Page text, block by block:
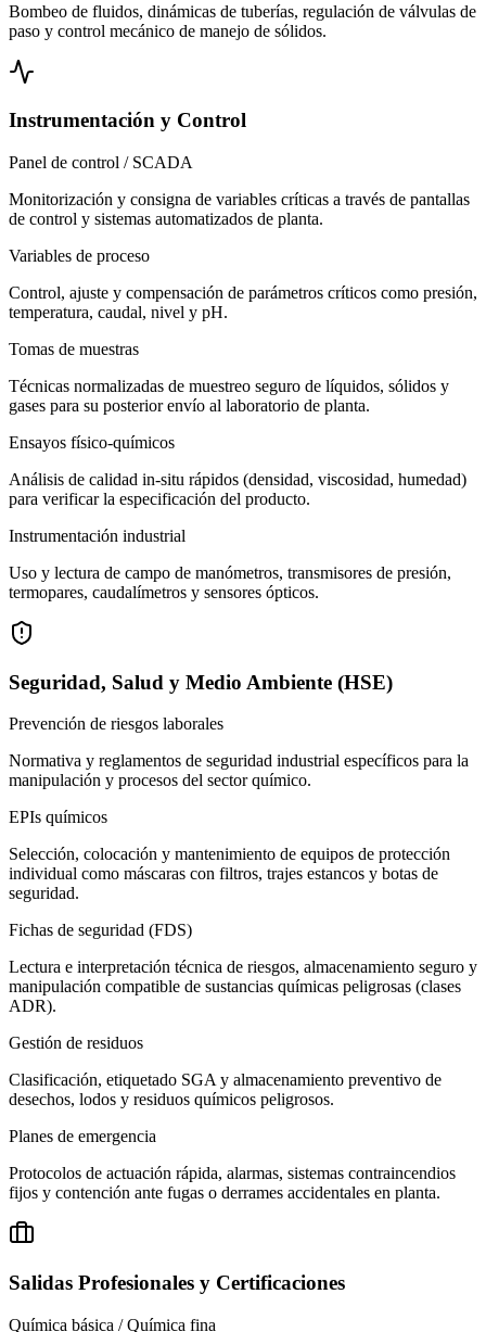
Bombeo de fluidos, dinámicas de tuberías, regulación de válvulas de
paso y control mecánico de manejo de sólidos.
Instrumentación y Control
Panel de control / SCADA
Monitorización y consigna de variables críticas a través de pantallas
de control y sistemas automatizados de planta.
Variables de proceso
Control, ajuste y compensación de parámetros críticos como presión,
temperatura, caudal, nivel y pH.
Tomas de muestras
Técnicas normalizadas de muestreo seguro de líquidos, sólidos y
gases para su posterior envío al laboratorio de planta.
Ensayos físico-químicos
Análisis de calidad in-situ rápidos (densidad, viscosidad, humedad)
para verificar la especificación del producto.
Instrumentación industrial
Uso y lectura de campo de manómetros, transmisores de presión,
termopares, caudalímetros y sensores ópticos.
Seguridad, Salud y Medio Ambiente (HSE)
Prevención de riesgos laborales
Normativa y reglamentos de seguridad industrial específicos para la
manipulación y procesos del sector químico.
EPIs químicos
Selección, colocación y mantenimiento de equipos de protección
individual como máscaras con filtros, trajes estancos y botas de
seguridad.
Fichas de seguridad (FDS)
Lectura e interpretación técnica de riesgos, almacenamiento seguro y
manipulación compatible de sustancias químicas peligrosas (clases
ADR).
Gestión de residuos
Clasificación, etiquetado SGA y almacenamiento preventivo de
desechos, lodos y residuos químicos peligrosos.
Planes de emergencia
Protocolos de actuación rápida, alarmas, sistemas contraincendios
fijos y contención ante fugas o derrames accidentales en planta.
Salidas Profesionales y Certificaciones
Química básica / Química fina